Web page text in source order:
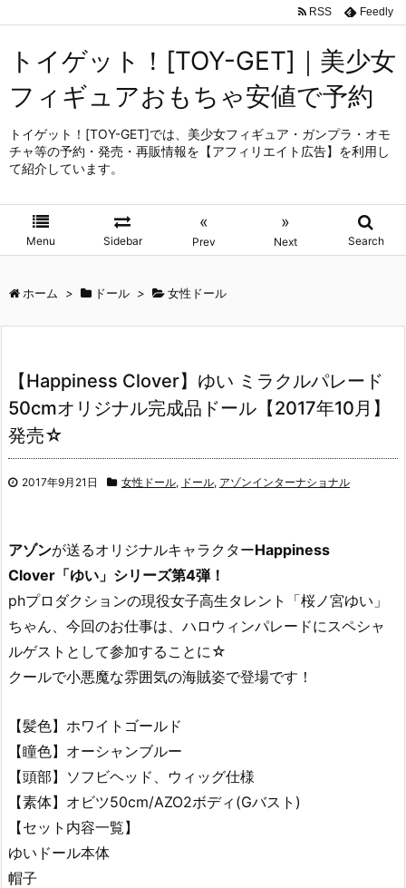
トイゲット！[TOY-GET]｜美少女
フィギュアおもちゃ安値で予約
トイゲット！[TOY-GET]では、美少女フィギュア・ガンプラ・オモ
チャ等の予約・発売・再販情報を【アフィリエイト広告】を利用し
て紹介しています。
Menu Sidebar
«
Prev
»
Next Search
RSS Feedly
ホーム > ドール > 女性ドール
【Happiness Clover】ゆい ミラクルパレード
50cmオリジナル完成品ドール【2017年10月】
発売☆
2017年9月21日 女性ドール, ドール, アゾンインターナショナル
アゾンが送るオリジナルキャラクターHappiness
Clover「ゆい」シリーズ第4弾！
phプロダクションの現役女子高生タレント「桜ノ宮ゆい」
ちゃん、今回のお仕事は、ハロウィンパレードにスペシャ
ルゲストとして参加することに☆
クールで小悪魔な雰囲気の海賊姿で登場です！
【髪色】ホワイトゴールド
【瞳色】オーシャンブルー
【頭部】ソフビヘッド、ウィッグ仕様
【素体】オビツ50cm/AZO2ボディ(Gバスト)
【セット内容一覧】
ゆいドール本体
帽子